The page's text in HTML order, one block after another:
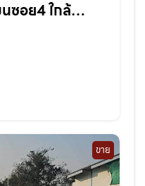
ซอย4 ใกล้
ขาย